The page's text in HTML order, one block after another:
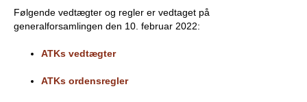
JUNIOR
MOTIONISTER
TURNERINGER
Følgende vedtægter og regler er vedtaget på
generalforsamlingen den 10. februar 2022:
ATKs vedtægter
ATKs ordensregler